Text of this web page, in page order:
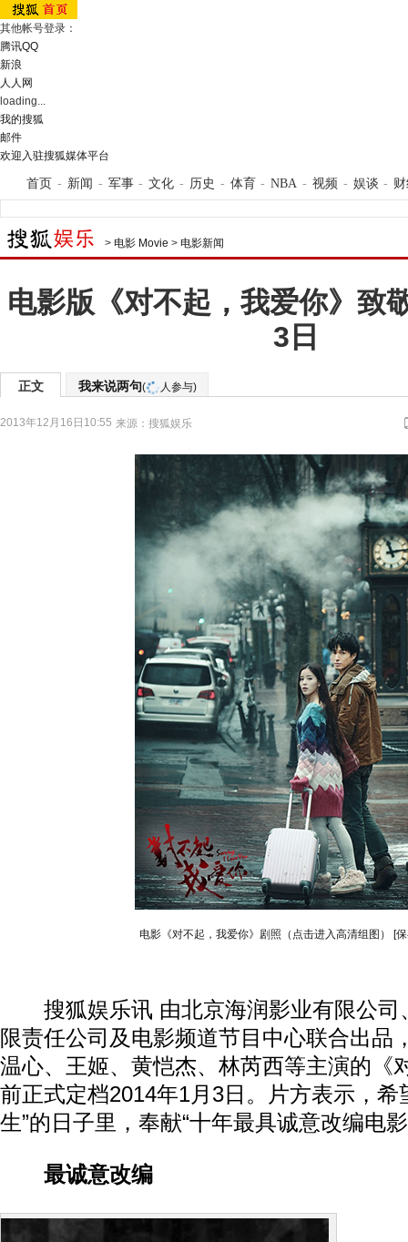
其他帐号登录：
腾讯QQ
新浪
人人网
loading...
我的搜狐
邮件
欢迎入驻搜狐媒体平台
首页 - 新闻 - 军事 - 文化 - 历史 - 体育 - NBA - 视频 - 娱谈 -
> 电影 Movie > 电影新闻
电影版《对不起，我爱你》致
3日
正文 我来说两句( 人参与)
2013年12月16日10:55 来源： 搜狐娱乐
电影《对不起，我爱你》剧照（点击进入高清组图） [
搜狐娱乐讯 由北京海润影业有限公司
限责任公司及电影频道节目中心联合出品
温心、王姬、黄恺杰、林芮西等主演的《
前正式定档2014年1月3日。片方表示，希
生”的日子里，奉献“十年最具诚意改编电
最诚意改编